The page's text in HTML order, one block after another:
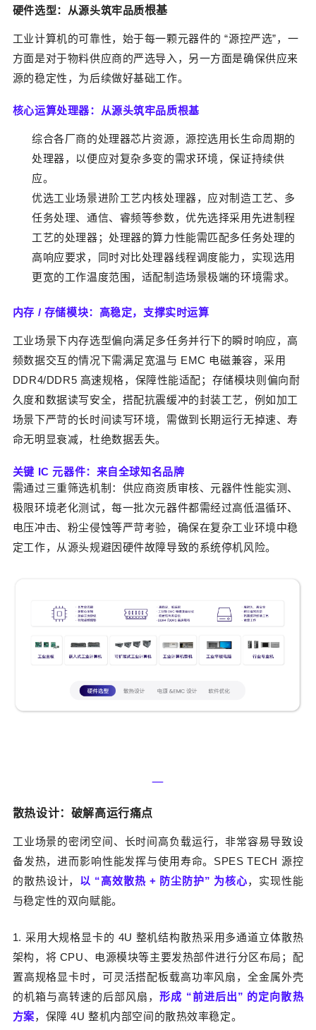
硬件选型：从源头筑牢品质根基
工业计算机的可靠性，始于每一颗元器件的 “源控严选”，一
方面是对于物料供应商的严选导入，另一方面是确保供应来
源的稳定性，为后续做好基础工作。
核心运算处理器：从源头筑牢品质根基
综合各厂商的处理器芯片资源，源控选用长生命周期的
处理器，以便应对复杂多变的需求环境，保证持续供
应。
优选工业场景进阶工艺内核处理器，应对制造工艺、多
任务处理、通信、睿频等参数，优先选择采用先进制程
工艺的处理器；处理器的算力性能需匹配多任务处理的
高响应要求，同时对比处理器线程调度能力，实现选用
更宽的工作温度范围，适配制造场景极端的环境需求。
内存 / 存储模块：高稳定，支撑实时运算
工业场景下内存选型偏向满足多任务并行下的瞬时响应，高
频数据交互的情况下需满足宽温与 EMC 电磁兼容，采用
DDR4/DDR5 高速规格，保障性能适配；存储模块则偏向耐
久度和数据读写安全，搭配抗震缓冲的封装工艺，例如加工
场景下严苛的长时间读写环境，需做到长期运行无掉速、寿
命无明显衰减，杜绝数据丢失。
关键 IC 元器件：来自全球知名品牌
需通过三重筛选机制：供应商资质审核、元器件性能实测、
极限环境老化测试，每一批次元器件都需经过高低温循环、
电压冲击、粉尘侵蚀等严苛考验，确保在复杂工业环境中稳
定工作，从源头规避因硬件故障导致的系统停机风险。
—‍
散热设计：破解高运行痛点
工业场景的密闭空间、长时间高负载运行，非常容易导致设
备发热，进而影响性能发挥与使用寿命。SPES TECH 源控
的散热设计， 以 “高效散热 + 防尘防护” 为核心，实现性能
与稳定性的双向赋能。
1. 采用大规格显卡的 4U 整机结构散热采用多通道立体散热
架构，将 CPU、电源模块等主要发热部件进行分区布局；配
置高规格显卡时，可灵活搭配板载高功率风扇，全金属外壳
的机箱与高转速的后部风扇，形成 “前进后出” 的定向散热
方案，保障 4U 整机内部空间的散热效率稳定。